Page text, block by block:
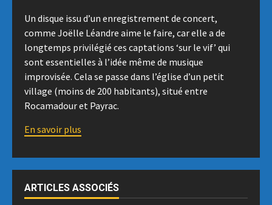
Un disque issu d’un enregistrement de concert,
comme Joëlle Léandre aime le faire, car elle a de
longtemps privilégié ces captations ‘sur le vif’ qui
sont essentielles à l’idée même de musique
improvisée. Cela se passe dans l’église d’un petit
village (moins de 200 habitants), situé entre
Rocamadour et Payrac.
En savoir plus
ARTICLES ASSOCIÉS